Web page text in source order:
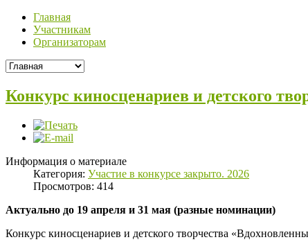
Главная
Участникам
Организаторам
Конкурс киносценариев и детского
Информация о материале
Категория: Участие в конкурсе закрыто. 2026
Просмотров: 414
Актуально до 19 апреля и 31 мая (разные номинации)
Конкурс киносценариев и детского творчества